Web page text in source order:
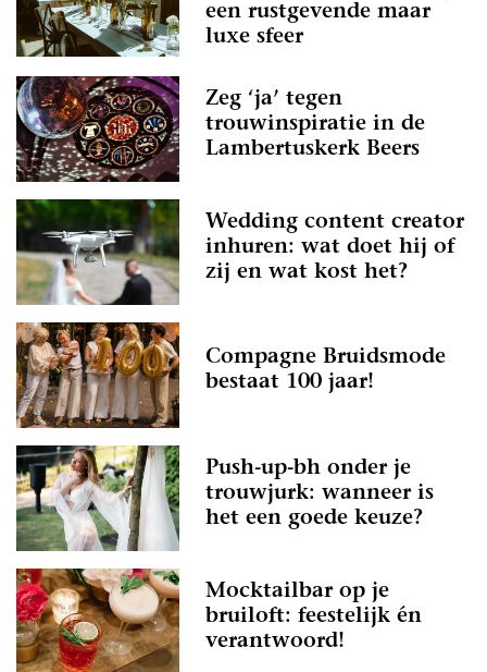
een rustgevende maar
luxe sfeer
Zeg ‘ja’ tegen
trouwinspiratie in de
Lambertuskerk Beers
Wedding content creator
inhuren: wat doet hij of
zij en wat kost het?
Compagne Bruidsmode
bestaat 100 jaar!
Push-up-bh onder je
trouwjurk: wanneer is
het een goede keuze?
Mocktailbar op je
bruiloft: feestelijk én
verantwoord!